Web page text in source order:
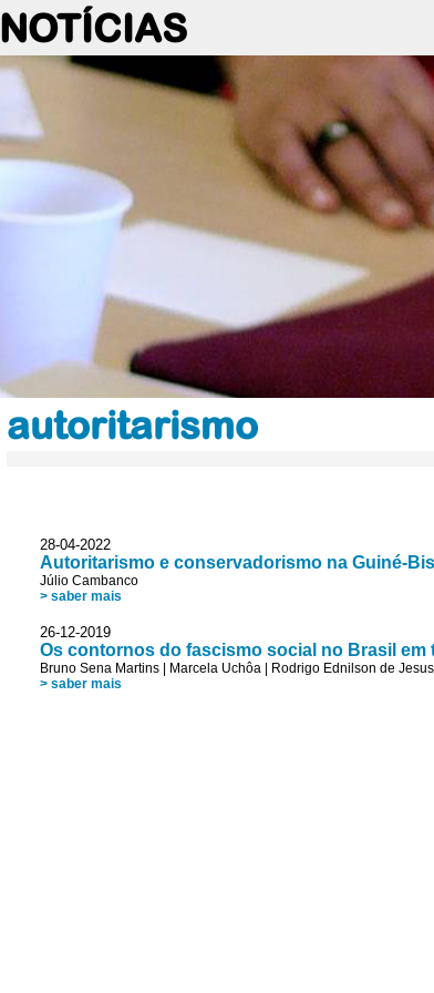
NOTÍCIAS
autoritarismo
28-04-2022
Autoritarismo e conservadorismo na Guiné-
Júlio Cambanco
> saber mais
26-12-2019
Os contornos do fascismo social no Brasil
Bruno Sena Martins Marcela Uchôa
Rodrigo Ednilson de Jesus
> saber mais